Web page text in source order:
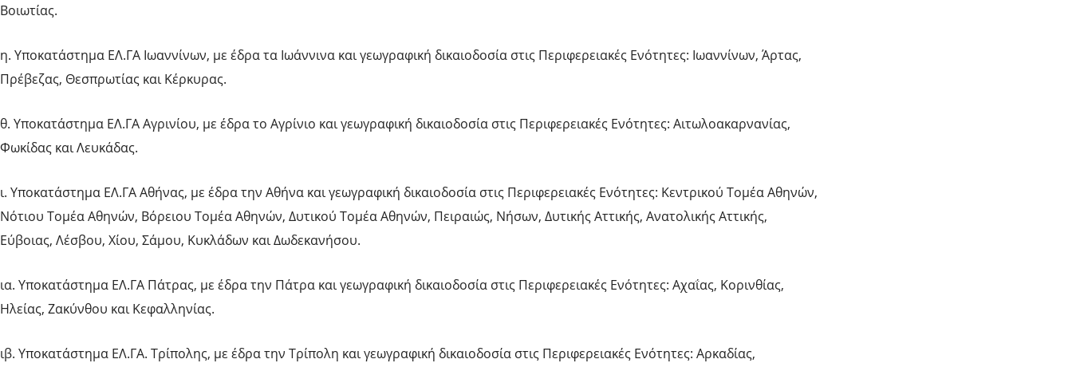
Βοιωτίας.
η. Υποκατάστημα ΕΛ.ΓΑ Ιωαννίνων, με έδρα τα Ιωάννινα και γεωγραφική δικαιοδοσία στις Περιφερειακές Ενότητες: Ιωαννίνων, Άρτας,
Πρέβεζας, Θεσπρωτίας και Κέρκυρας.
θ. Υποκατάστημα ΕΛ.ΓΑ Αγρινίου, με έδρα το Αγρίνιο και γεωγραφική δικαιοδοσία στις Περιφερειακές Ενότητες: Αιτωλοακαρνανίας,
Φωκίδας και Λευκάδας.
ι. Υποκατάστημα ΕΛ.ΓΑ Αθήνας, με έδρα την Αθήνα και γεωγραφική δικαιοδοσία στις Περιφερειακές Ενότητες: Κεντρικού Τομέα Αθηνών,
Νότιου Τομέα Αθηνών, Βόρειου Τομέα Αθηνών, Δυτικού Τομέα Αθηνών, Πειραιώς, Νήσων, Δυτικής Αττικής, Ανατολικής Αττικής,
Εύβοιας, Λέσβου, Χίου, Σάμου, Κυκλάδων και Δωδεκανήσου.
ια. Υποκατάστημα ΕΛ.ΓΑ Πάτρας, με έδρα την Πάτρα και γεωγραφική δικαιοδοσία στις Περιφερειακές Ενότητες: Αχαΐας, Κορινθίας,
Ηλείας, Ζακύνθου και Κεφαλληνίας.
ιβ. Υποκατάστημα ΕΛ.ΓΑ. Τρίπολης, με έδρα την Τρίπολη και γεωγραφική δικαιοδοσία στις Περιφερειακές Ενότητες: Αρκαδίας,